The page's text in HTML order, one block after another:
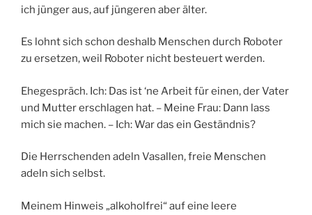
ich jünger aus, auf jüngeren aber älter.
Es lohnt sich schon deshalb Menschen durch Roboter
zu ersetzen, weil Roboter nicht besteuert werden.
Ehegespräch. Ich: Das ist ‘ne Arbeit für einen, der Vater
und Mutter erschlagen hat. – Meine Frau: Dann lass
mich sie machen. – Ich: War das ein Geständnis?
Die Herrschenden adeln Vasallen, freie Menschen
adeln sich selbst.
Meinem Hinweis „alkoholfrei“ auf eine leere